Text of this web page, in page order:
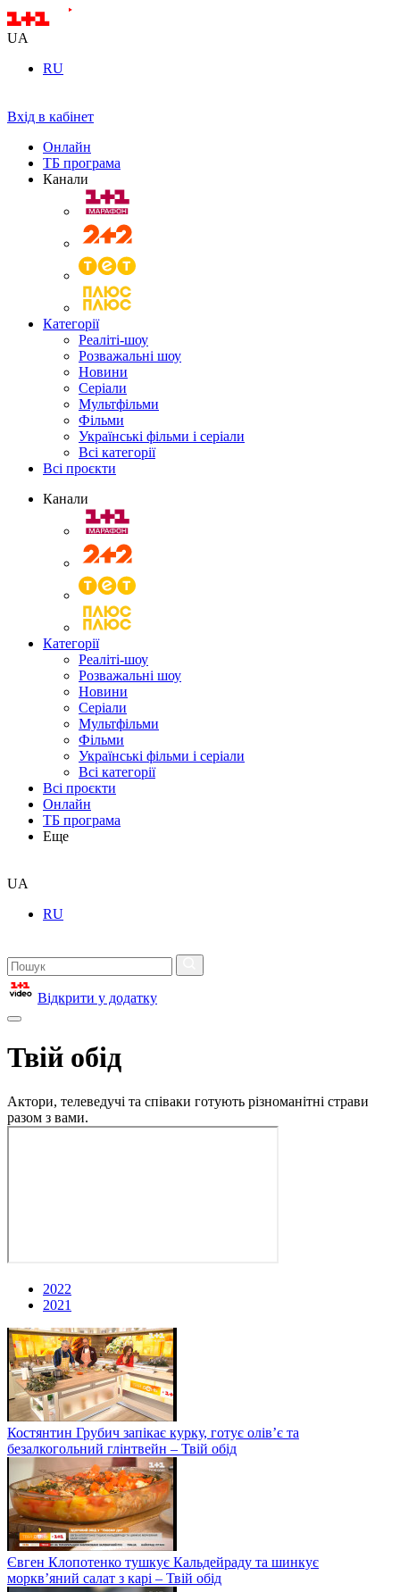
UA
RU
Вхід в кабінет
Онлайн
ТБ програма
Канали
Категорії
Реаліті-шоу
Розважальні шоу
Новини
Серіали
Мультфільми
Фільми
Українські фільми і серіали
Всі категорії
Всі проєкти
Канали
Категорії
Реаліті-шоу
Розважальні шоу
Новини
Серіали
Мультфільми
Фільми
Українські фільми і серіали
Всі категорії
Всі проєкти
Онлайн
ТБ програма
Еще
UA
RU
Відкрити у додатку
Твій обід
Актори, телеведучі та співаки готують різноманітні страви
разом з вами.
2022
2021
Костянтин Грубич запікає курку, готує олів’є та
безалкогольний глінтвейн – Твій обід
Євген Клопотенко тушкує Кальдейраду та шинкує
моркв’яний салат з карі – Твій обід